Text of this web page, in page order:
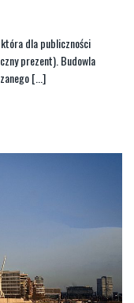
dla publiczności
prezent). Budowla
[...]